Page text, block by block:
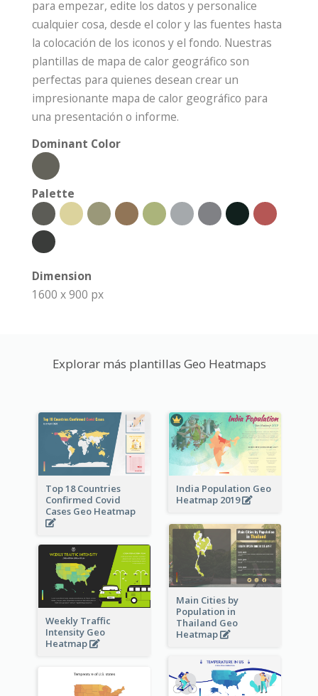
para empezar, edite los datos y personalice
cualquier cosa, desde el color y las fuentes hasta
la colocación de los iconos y el fondo. Nuestras
plantillas de mapa de calor geográfico son
perfectas para quienes desean crear un
impresionante mapa de calor geográfico para
una presentación o informe.
Dominant Color
Palette
Dimension
1600 x 900 px
Explorar más plantillas Geo Heatmaps
Top 18 Countries
Confirmed Covid
Cases Geo Heatmap
India Population Geo
Heatmap 2019
Main Cities by
Population in
Thailand Geo
Heatmap
Weekly Traffic
Intensity Geo
Heatmap